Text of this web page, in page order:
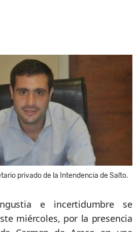
privado de la Intendencia de Salto.
e incertidumbre se
miércoles, por la presencia